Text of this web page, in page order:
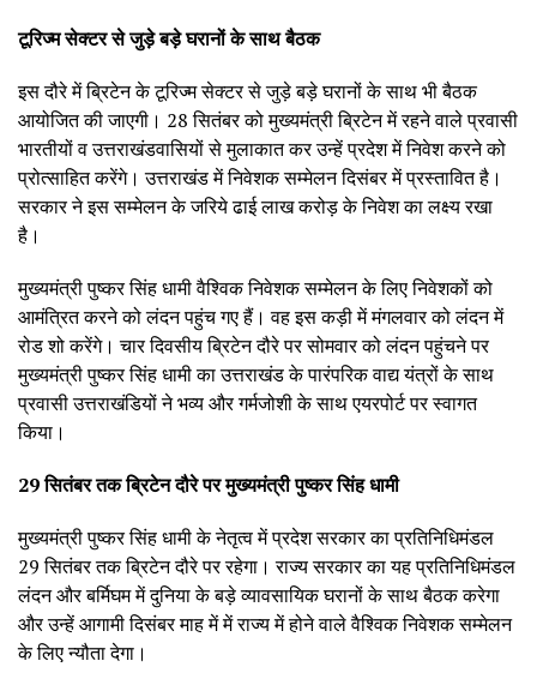
टूरिज्म सेक्टर से जुड़े बड़े घरानों के साथ बैठक
इस दौरे में ब्रिटेन के टूरिज्म सेक्टर से जुड़े बड़े घरानों के साथ भी बैठक
आयोजित की जाएगी। 28 सितंबर को मुख्यमंत्री ब्रिटेन में रहने वाले प्रवासी
भारतीयों व उत्तराखंडवासियों से मुलाकात कर उन्हें प्रदेश में निवेश करने को
प्रोत्साहित करेंगे। उत्तराखंड में निवेशक सम्मेलन दिसंबर में प्रस्तावित है।
सरकार ने इस सम्मेलन के जरिये ढाई लाख करोड़ के निवेश का लक्ष्य रखा
है।
मुख्यमंत्री पुष्कर सिंह धामी वैश्विक निवेशक सम्मेलन के लिए निवेशकों को
आमंत्रित करने को लंदन पहुंच गए हैं। वह इस कड़ी में मंगलवार को लंदन में
रोड शो करेंगे। चार दिवसीय ब्रिटेन दौरे पर सोमवार को लंदन पहुंचने पर
मुख्यमंत्री पुष्कर सिंह धामी का उत्तराखंड के पारंपरिक वाद्य यंत्रों के साथ
प्रवासी उत्तराखंडियों ने भव्य और गर्मजोशी के साथ एयरपोर्ट पर स्वागत
किया।
29 सितंबर तक ब्रिटेन दौरे पर मुख्यमंत्री पुष्कर सिंह धामी
मुख्यमंत्री पुष्कर सिंह धामी के नेतृत्व में प्रदेश सरकार का प्रतिनिधिमंडल
29 सितंबर तक ब्रिटेन दौरे पर रहेगा। राज्य सरकार का यह प्रतिनिधिमंडल
लंदन और बर्मिघम में दुनिया के बड़े व्यावसायिक घरानों के साथ बैठक करेगा
और उन्हें आगामी दिसंबर माह में में राज्य में होने वाले वैश्विक निवेशक सम्मेलन
के लिए न्यौता देगा।